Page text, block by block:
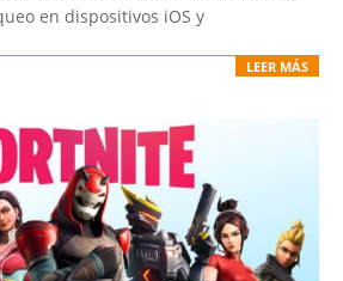
en dispositivos iOS y
LEER MÁS